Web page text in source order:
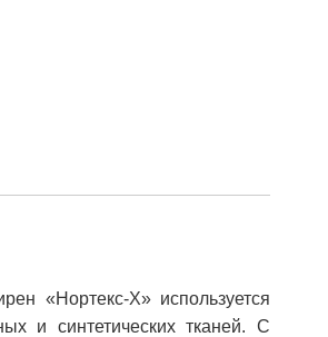
«Нортекс-Х» используется
и синтетических тканей. С